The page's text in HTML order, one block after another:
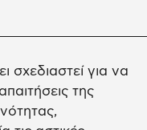
σχεδιαστεί για να
της